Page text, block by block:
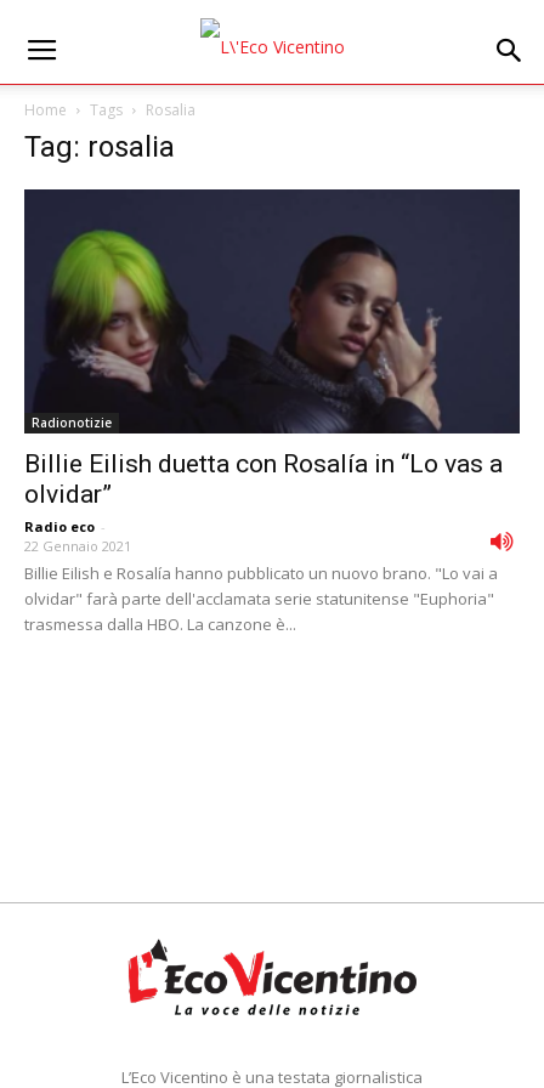
Home Tags Rosalia
Tag: rosalia
Radionotizie
Billie Eilish duetta con Rosalía in “Lo vas a
olvidar”
Radio eco -
22 Gennaio 2021
Billie Eilish e Rosalía hanno pubblicato un nuovo brano. "Lo vai a
olvidar" farà parte dell'acclamata serie statunitense "Euphoria"
trasmessa dalla HBO. La canzone è...
L’Eco Vicentino è una testata giornalistica